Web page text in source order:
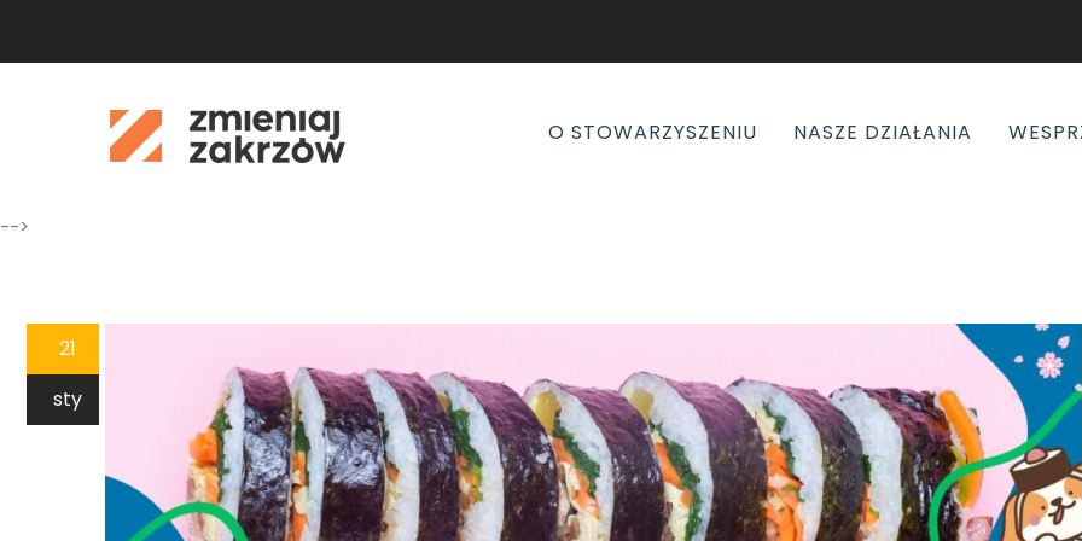
O STOWARZYSZENIU NASZE DZIAŁANIA
-->
21
sty